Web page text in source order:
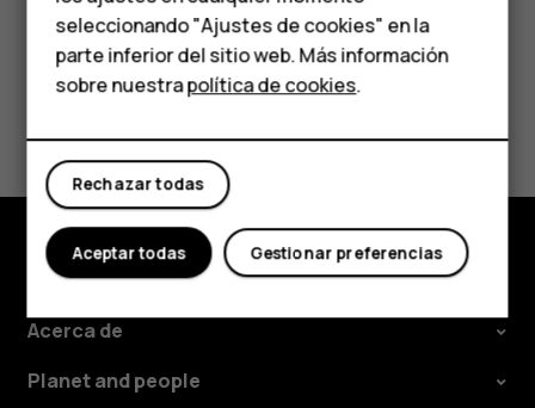
HMD Terra M
Comprar
Mi cuenta
Sí No
Comprar
Acerca de
Planet and people
seleccionando "Ajustes de cookies" en la
parte inferior del sitio web. Más información
sobre nuestrapolítica de cookies.
Rechazar todas
Gestionar preferencias
Aceptar todas